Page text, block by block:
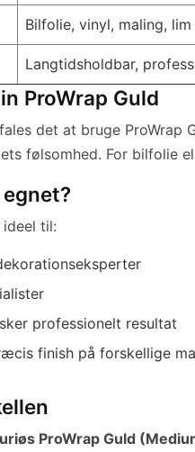
Bilfolie, vinyl, maling,
Langtidsholdbar,
ProWrap Guld
det at bruge
følsomhed. For bilfolie
ideel til:
professionelt resultat
finish på forskellige
ProWrap Guld